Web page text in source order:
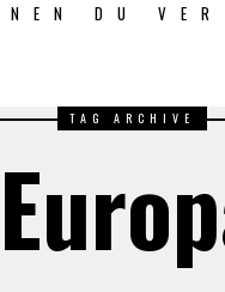
DU
TAG ARCHIVE